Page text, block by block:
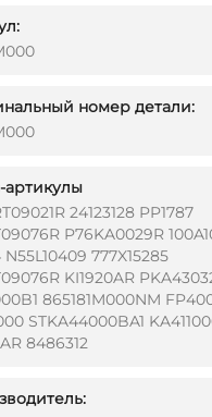
номер детали:
артикулы
24123128 PP1787
P76KA0029R
N55L10409 777X15285
KI1920AR
865181M000NM
STKA44000BA1
8486312